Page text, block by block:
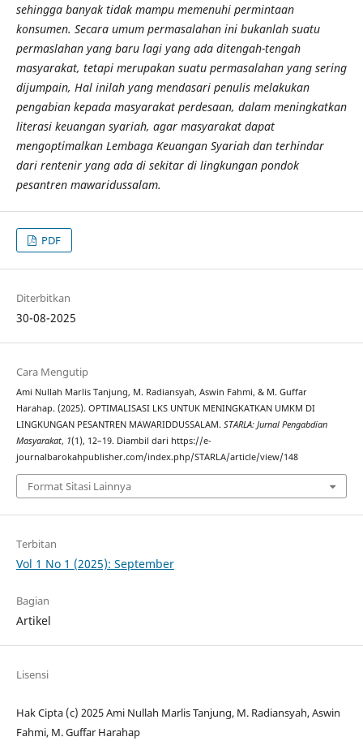
sehingga banyak tidak mampu memenuhi permintaan
konsumen. Secara umum permasalahan ini bukanlah suatu
permaslahan yang baru lagi yang ada ditengah-tengah
masyarakat, tetapi merupakan suatu permasalahan yang sering
dijumpain, Hal inilah yang mendasari penulis melakukan
pengabian kepada masyarakat perdesaan, dalam meningkatkan
literasi keuangan syariah, agar masyarakat dapat
mengoptimalkan Lembaga Keuangan Syariah dan terhindar
dari rentenir yang ada di sekitar di lingkungan pondok
pesantren mawaridussalam.
PDF
Diterbitkan
30-08-2025
Cara Mengutip
Ami Nullah Marlis Tanjung, M. Radiansyah, Aswin Fahmi, & M. Guffar
Harahap. (2025). OPTIMALISASI LKS UNTUK MENINGKATKAN UMKM DI
LINGKUNGAN PESANTREN MAWARIDDUSSALAM. STARLA: Jurnal Pengabdian
Masyarakat, 1(1), 12–19. Diambil dari https://e-
journalbarokahpublisher.com/index.php/STARLA/article/view/148
Format Sitasi Lainnya
Terbitan
Vol 1 No 1 (2025): September
Bagian
Artikel
Lisensi
Hak Cipta (c) 2025 Ami Nullah Marlis Tanjung, M. Radiansyah, Aswin
Fahmi, M. Guffar Harahap